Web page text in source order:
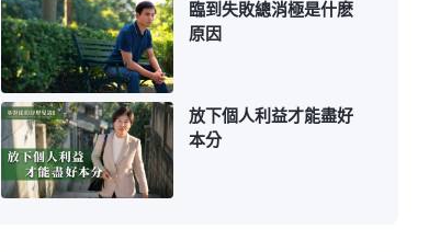
臨到失敗總消極是什麽
原因
放下個人利益才能盡好
本分